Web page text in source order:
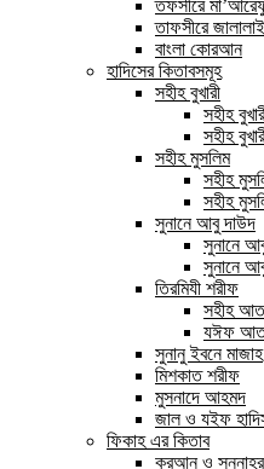
তফসীরে
তাফসীরে
বাংলা কোরআন
হাদিসের কিতাবসমূহ
সহীহ বুখারী
সহীহ
সহীহ
সহীহ মুসলিম
সহীহ
সহীহ
সুনানে আবু দাউদ
সুনানে
সুনানে
তিরমিযী শরীফ
সহীহ আত
যঈফ আত
সুনানু ইবনে মাজাহ
মিশকাত শরীফ
মুসনাদে আহমদ
জাল ও যইফ
ফিকাহ এর কিতাব
কুরআন ও